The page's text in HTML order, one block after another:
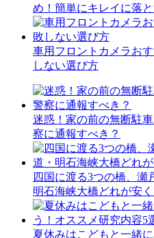
め！簡単にキレイに落
車用フロントカメラお
しない選び方
迷惑！家の前の無断駐
察に通報すべき？
四国に渡る3つの橋、瀬
明石海峡大橋どれが安
夏休みはこどもと一緒